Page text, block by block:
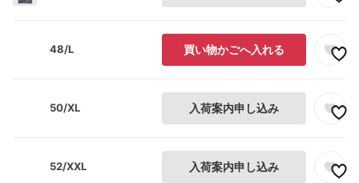
48/L 買い物かごへ入れる
50/XL 入荷案内申し込み
52/XXL 入荷案内申し込み